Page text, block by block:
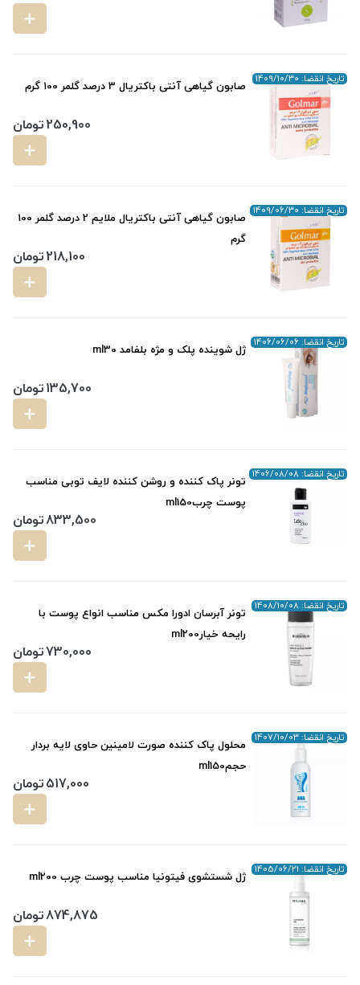
تاریخ انقضا: 1409/10/30 صابون گیاهی آنتی باکتریال 3 درصد گلمر ۱00 گرم
250,900تومان
تاریخ انقضا: 1409/06/30
صابون گیاهی آنتی باکتریال ملایم 2 درصد گلمر ۱00
گرم
218,100تومان
تاریخ انقضا: 1406/06/06 ژل شوینده پلک و مژه بلفامد ml30
135,700تومان
تاریخ انقضا: 1406/08/08
تونر پاک کننده و روشن کننده لایف توبی مناسب
پوست چربml150
833,500تومان
تاریخ انقضا: 1408/10/08
تونر آبرسان ادورا مکس مناسب انواع پوست با
رایحه خیارml200
730,000تومان
تاریخ انقضا: 1407/10/03
محلول پاک کننده صورت لامینین حاوی لایه بردار
حجمml150
517,000تومان
تاریخ انقضا: 1405/06/21 ژل شستشوی فیتونیا مناسب پوست چرب ml200
874,875تومان